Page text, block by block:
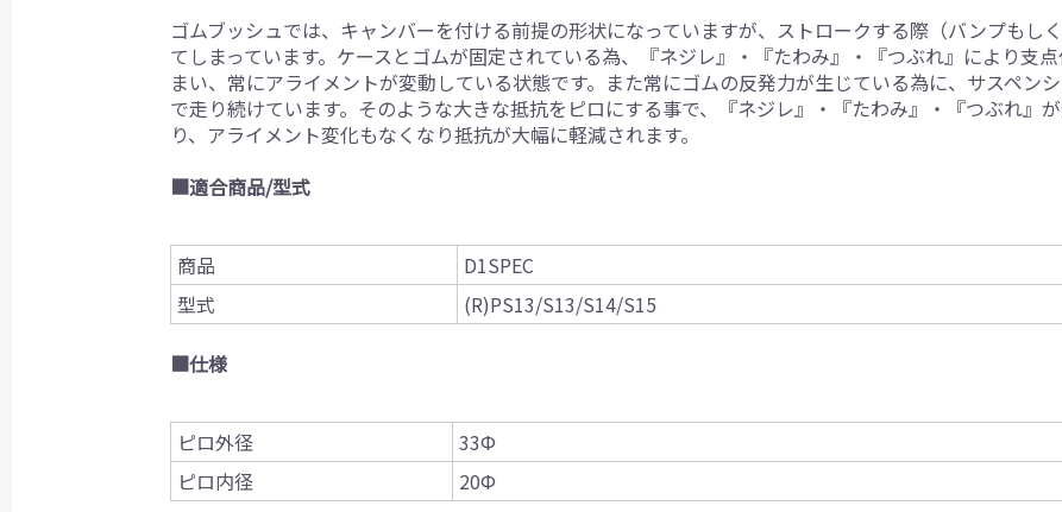
ゴムブッシュでは、キャンバーを付ける前提の形状になっていますが、ストロークする際（バンプもし
てしまっています。ケースとゴムが固定されている為、『ネジレ』・『たわみ』・『つぶれ』により支
まい、常にアライメントが変動している状態です。また常にゴムの反発力が生じている為に、サスペン
で走り続けています。そのような大きな抵抗をピロにする事で、『ネジレ』・『たわみ』・『つぶれ』
り、アライメント変化もなくなり抵抗が大幅に軽減されます。
■適合商品/型式
商品
D1SPEC
型式
(R)PS13/S13/S14/S15
■仕様
ピロ外径
33Ф
ピロ内径
20Ф